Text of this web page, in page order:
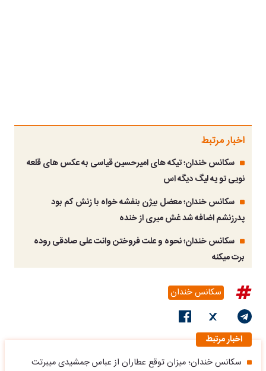
اخبار مرتبط
سکانس خندان؛ تیکه های امیرحسین قیاسی به عکس های قلعه
نویی تو یه لیگ دیگه اس
سکانس خندان؛ معضل بیژن بنفشه خواه با زنش کم بود
پدرزنشم اضافه شد غش میری از خنده
سکانس خندان؛ نحوه و علت فروختن وانت علی صادقی روده
برت میکنه
سکانس خندان
اخبار مرتبط
سکانس خندان؛ میزان توقع عطاران از عباس جمشیدی میبرتت